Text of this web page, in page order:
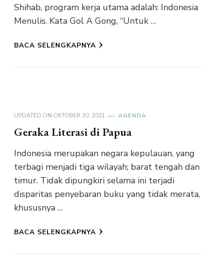
Shihab, program kerja utama adalah: Indonesia
Menulis. Kata Gol A Gong, “Untuk …
BACA SELENGKAPNYA
UPDATED ON OKTOBER 30, 2021 AGENDA
Geraka Literasi di Papua
Indonesia merupakan negara kepulauan, yang
terbagi menjadi tiga wilayah; barat tengah dan
timur. Tidak dipungkiri selama ini terjadi
disparitas penyebaran buku yang tidak merata,
khususnya …
BACA SELENGKAPNYA